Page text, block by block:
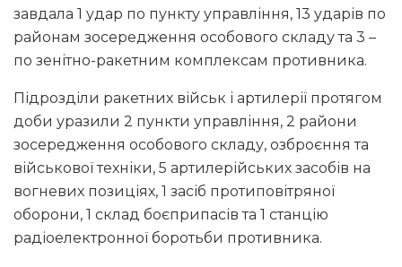
завдала 1 удар по пункту управління, 13 ударів по
районам зосередження особового складу та 3 –
по зенітно-ракетним комплексам противника.
Підрозділи ракетних військ і артилерії протягом
доби уразили 2 пункти управління, 2 райони
зосередження особового складу, озброєння та
військової техніки, 5 артилерійських засобів на
вогневих позиціях, 1 засіб протиповітряної
оборони, 1 склад боєприпасів та 1 станцію
радіоелектронної боротьби противника.